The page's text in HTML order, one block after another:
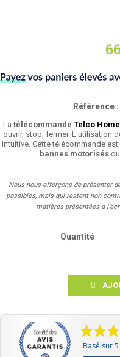
Référence :
La télécommande Telco
ouvrir, stop, fermer. L'utilisation
intuitive. Cette télécommande
bannes motorisés
Nous nous efforçons de présenter
possibles, mais qui restent non
matières présentées à
Quantité
Basé sur